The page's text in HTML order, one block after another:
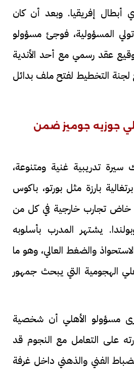
أبطال إفريقيا. وبعد أن كان
المسؤولية، فوجئ مسؤولو
عقد رسمي مع أحد الأندية
لجنة التخطيط لفتح ملف بدائل
جوزيه جوميز ضمن
سيرة تدريبية غنية ومتنوعة،
بارزة مثل بورتو، باكوس
خاض تجارب خارجية في كل من
يشتهر المدرب بأسلوبه
والضغط العالي، وهو ما
الهجومية التي يبحث جمهور
مسؤولو الأهلي أن شخصية
على التعامل مع النجوم قد
الفني والذهني داخل غرفة